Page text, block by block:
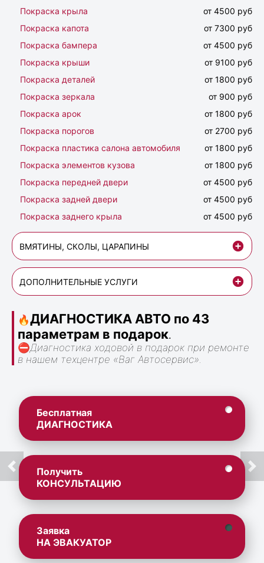
Покраска крыла
от 4500 руб
Покраска капота
от 7300 руб
Покраска бампера
от 4500 руб
Покраска крыши
от 9100 руб
Покраска деталей
от 1800 руб
Покраска зеркала
от 900 руб
Покраска арок
от 1800 руб
Покраска порогов
от 2700 руб
Покраска пластика салона автомобиля
от 1800 руб
Покраска элементов кузова
от 1800 руб
Покраска передней двери
от 4500 руб
Покраска задней двери
от 4500 руб
Покраска заднего крыла
от 4500 руб
ВМЯТИНЫ, СКОЛЫ, ЦАРАПИНЫ
ДОПОЛНИТЕЛЬНЫЕ УСЛУГИ
🔥ДИАГНОСТИКА АВТО по 43
параметрам в подарок.
⛔Диагностика ходовой в подарок при ремонте
в нашем техцентре «Ваг Автосервис».
Бесплатная
ДИАГНОСТИКА
Получить
КОНСУЛЬТАЦИЮ
Заявка
НА ЭВАКУАТОР